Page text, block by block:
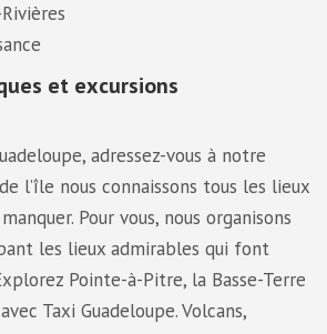
et excursions
adressez-vous à notre
l’île nous connaissons tous les lieux
Pour vous, nous organisons
les lieux admirables qui font
Pointe-à-Pitre, la Basse-Terre
Taxi Guadeloupe. Volcans,